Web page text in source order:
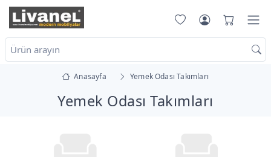
Anasayfa Yemek Odası Takımları
Yemek Odası Takımları